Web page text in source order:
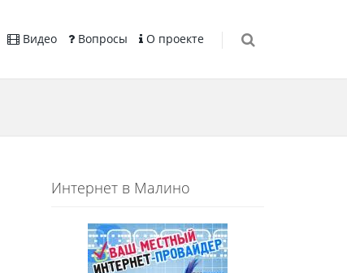
Видео Вопросы О проекте
Интернет в Малино